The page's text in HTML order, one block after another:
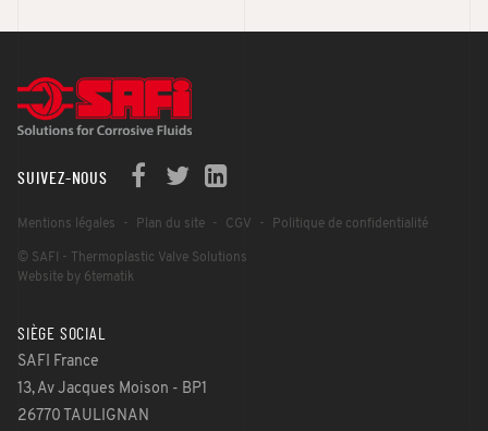
SUIVEZ-NOUS
Mentions légales Plan du site CGV Politique de confidentialité
© SAFI - Thermoplastic Valve Solutions
Website by 6tematik
SIÈGE SOCIAL
SAFI France
13, Av Jacques Moison - BP1
26770 TAULIGNAN